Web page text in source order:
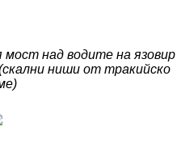
над водите на язовир
ниши от тракийско